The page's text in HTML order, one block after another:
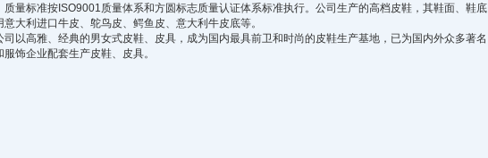
质量标准按ISO9001质量体系和方圆标志质量认证体系标准执行。公司生产的高档皮鞋，其鞋面、鞋底
意大利进口牛皮、鸵鸟皮、鳄鱼皮、意大利牛皮底等。
高雅、经典的男女式皮鞋、皮具，成为国内最具前卫和时尚的皮鞋生产基地，已为国内外众多著名
服饰企业配套生产皮鞋、皮具。